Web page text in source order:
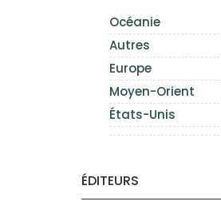
Océanie
Autres
Europe
Moyen-Orient
États-Unis
ÉDITEURS